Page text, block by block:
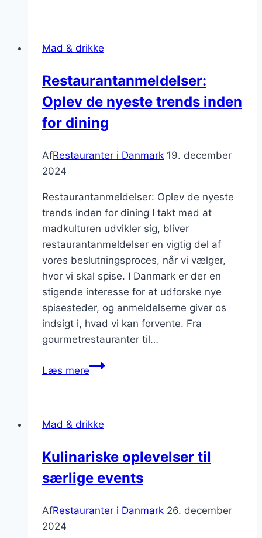
Mad & drikke
Restaurantanmeldelser:
Oplev de nyeste trends inden
for dining
AfRestauranter i Danmark 19. december
2024
Restaurantanmeldelser: Oplev de nyeste
trends inden for dining I takt med at
madkulturen udvikler sig, bliver
restaurantanmeldelser en vigtig del af
vores beslutningsproces, når vi vælger,
hvor vi skal spise. I Danmark er der en
stigende interesse for at udforske nye
spisesteder, og anmeldelserne giver os
indsigt i, hvad vi kan forvente. Fra
gourmetrestauranter til…
Læs mereRestaurantanmeldelser:
trends
for
dining
Mad & drikke
Kulinariske oplevelser til
særlige events
AfRestauranter i Danmark 26. december
2024